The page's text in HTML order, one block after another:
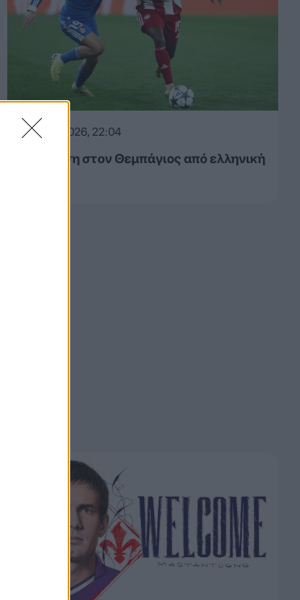
07.08.2026, 22:04
«Πρόταση στον Θεμπάγιος από ελληνική